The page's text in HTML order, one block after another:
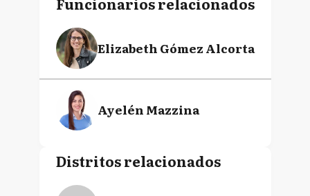
Elizabeth Gómez Alcorta
Ayelén Mazzina
Distritos relacionados